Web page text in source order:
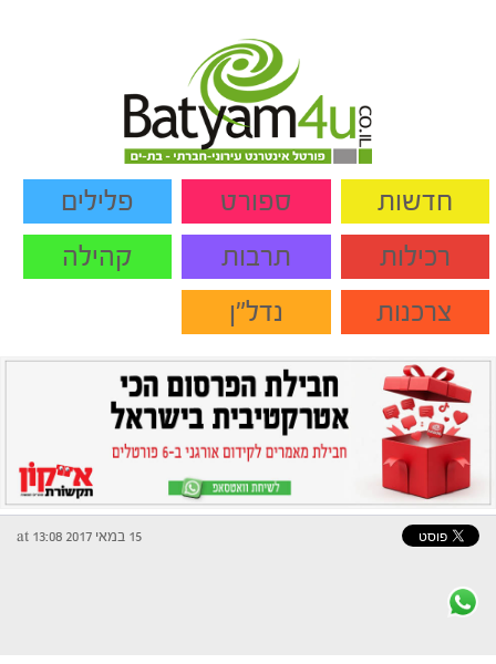
חדשות ספורט
פלילים
רכילות
תרבות
קהילה
צרכנות
נדל"ן
15 במאי 2017 at 13:08